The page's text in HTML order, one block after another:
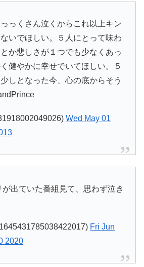
っくさん泣くからこれ以上キン
いでほしい。５人にとって味わ
か悲しさが１つでも少なくあっ
健やかに幸せでいてほしい。５
しとなった今、心の底からそう
Wed May 01
出ていた番組見て、思わず泣き
Fri Jun
2020